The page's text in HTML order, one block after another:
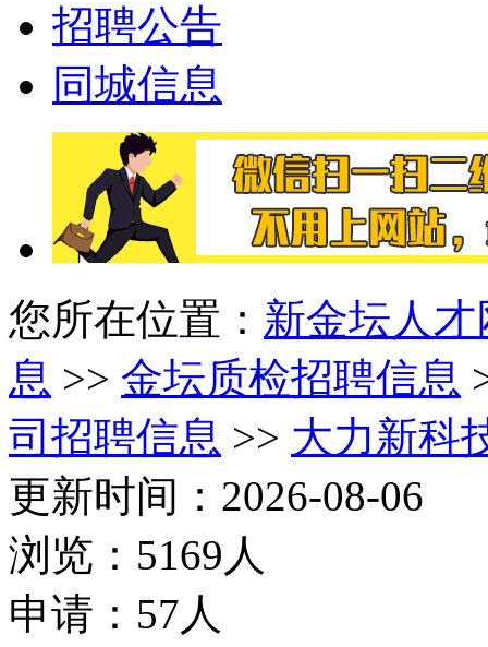
招聘公告
同城信息
您所在位置： 新金坛人才
息 >> 金坛质检招聘信息
司招聘信息 >> 大力新科
更新时间：2026-08-06
浏览：5169人
申请：57人